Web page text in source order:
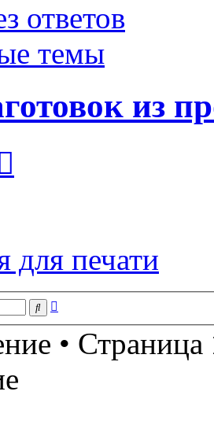
ответов
темы
из
для печати
Поиск
• Страница